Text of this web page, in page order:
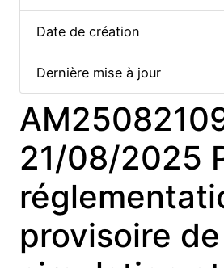
Date de création
Dernière mise à jour
21/08/2025
provisoire